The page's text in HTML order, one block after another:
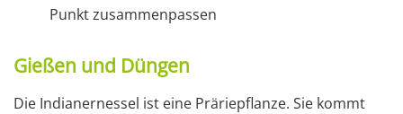
Punkt zusammenpassen
Gießen und Düngen
Die Indianernessel ist eine Präriepflanze. Sie kommt